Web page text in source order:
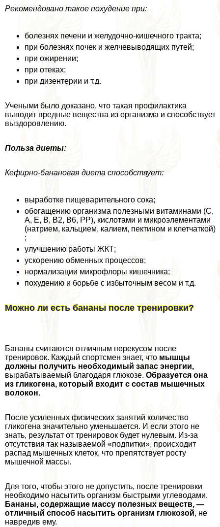
Рекомендовано такое похудение при:
болезнях печени и желудочно-кишечного тpaкта;
при болезнях почек и желчевыводящих путей;
при ожирении;
при отеках;
при дизентерии и т.д.
Учеными было доказано, что такая профилактика
выводит вредные вещества из организма и способствует
выздоровлению.
Польза диеты:
Кефирно-банановая диета способствует:
выработке пищеварительного сока;
обогащению организма полезными витаминами (C,
A, E, B, B2, B6, PP), кислотами и микроэлементами
(натрием, кальцием, калием, пектином и клетчаткой)
;
улучшению работы ЖКТ;
ускорению обменных процессов;
нормализации микрофлоры кишечника;
похудению и борьбе с избыточным весом и т.д.
Можно ли есть бананы после тренировки?
Бананы считаются отличным перекусом после
тренировок. Каждый спортсмен знает, что мышцы
должны получить необходимый запас энергии,
выpaбатываемый благодаря глюкозе. Образуется она
из гликогена, который входит с состав мышечных
волокон.
После усиленных физических занятий количество
гликогена значительно уменьшается. И если этого не
знать, результат от тренировок будет нулевым. Из-за
отсутствия так называемой «подпитки», происходит
распад мышечных клеток, что препятствует росту
мышечной массы.
Для того, чтобы этого не допустить, после тренировки
необходимо насытить организм быстрыми углеводами.
Бананы, содержащие массу полезных веществ, —
отличный способ насытить организм глюкозой, не
навредив ему.